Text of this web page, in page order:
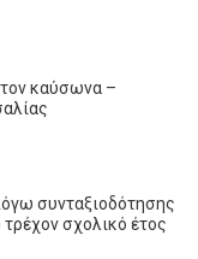
τον καύσωνα –
συνταξιοδότησης
σχολικό έτος